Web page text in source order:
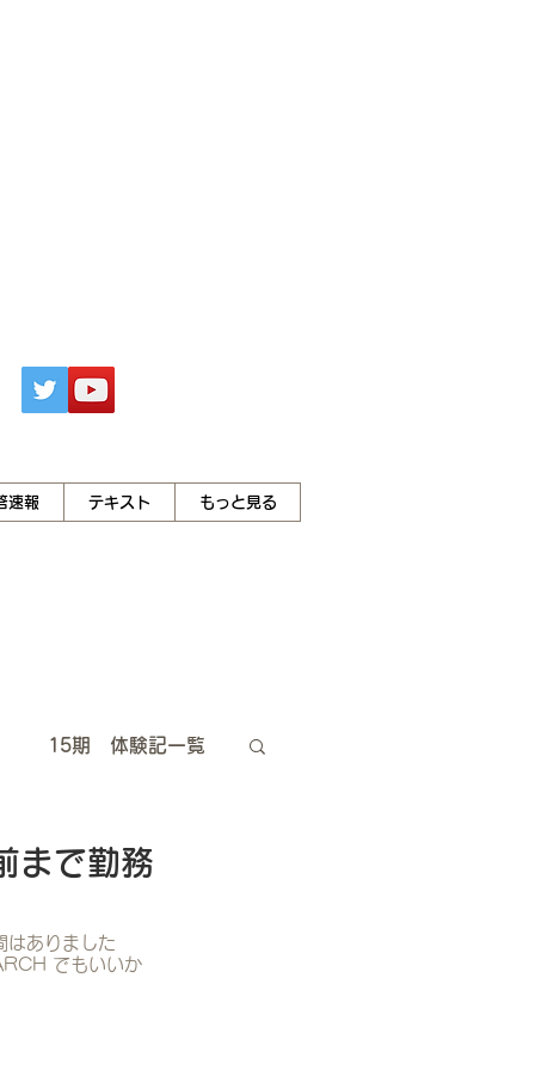
15期 体験記一覧
体験記一覧
まで勤務
はありました
でもいいか
速報 テキスト もっと見る